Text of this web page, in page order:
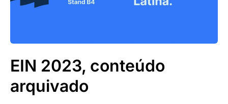
EIN 2023, conteúdo
arquivado